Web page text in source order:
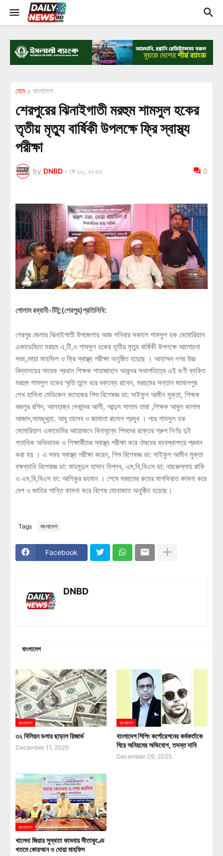
হোম বাংলাদেশ
শেরপুরের ঝিনাইগাতী মরহুম শামসুল হকের
তৃতীয় মৃত্যু বার্ষিকী উপলক্ষে ফ্রি স্বাস্থ্য
পরীক্ষা
by DNBD - মে ২০, ২০২৩ 0
গোলাম রব্বানী-টিটু:(শেরপুর)প্রতিনিধি:
শেরপুর জেলার ঝিনাইগাতী উপজেলায় আজ শনিবার সকালে শামসুল হক মেমোরিয়াল
একাডেমিতে মরহুম এ,টি,ও শামসুল হকের তৃতীয় মৃত্যু বার্ষিকী উপলক্ষে আলোচনা
সভা,দোয়া মাহফিল ও ফ্রি স্বাস্থ্য পরীক্ষা অনুষ্ঠিত হয়েছে । আহাম্মদ নগর উচ্চ
বিদ্যালয়ের সাবেক প্রধান শিক্ষক শাহাজাহান আকন্দর সভাপতিত্বে এই গুণী ব্যক্তি
মরহুম শামসুল হকের স্মৃতি তুলে ধরে বক্তব্য রাখেন, মরহুমের সন্তান জামালপুর
শেখ হাসিনা মেডিকেল কলেজের শিশু বিশেষজ্ঞ ডা: সাইফুল আমীন মুক্তা, শিক্ষক
বজলুর রশিদ, আলহাজ্ব সেকান্দর আলী, আব্দুস সালাম তারা ,শিক্ষক আবুল কালাম
আজাদ,সামছুদ্দুহা. আবু তালেব ও জামাতা রাসেল প্রমুখ । পরে শামসুল হক
মেমোরিয়াল একাডেমির আয়োজনে বিনামূল্যে শিশুদের রক্তের গ্রুপ নির্ণয় দুই
শতাধিক অভিভাবক ও শিক্ষার্থীদের স্বাস্থ্য পরীক্ষা করে ঔষধের ব্যবস্থাপত্র প্রদান
করা হয় । এ সময় স্বাস্থ্য পরীক্ষা করেন, শিশু বিশেষজ্ঞ ডা: সাইফুল আমীন মুক্তা
বক্ষব্যাধি বিশেষজ্ঞ ডা: মাহমুদুল হাসান বিপ্লব, এম,বি,বিএস ডা: নাছরুল্লাহ রাফি
ও এম,বি,বিএস ডা: আশিকুর রহমান । শেষে মরহুমের রুহের মাগফিরাত কামনা করে
দেশ ও জাতির শান্তি কামনা করে বিশেষ মোনাজাত অনুষ্ঠিত হয়েছে।
Tags বাংলাদেশ
Facebook
DNBD
বাংলাদেশ
বাংলাদেশ
৩২ বিলিয়ন ডলার ছাড়াল রিজার্ভ
December 11, 2025
বাংলাদেশ
বাংলাদেশ শিপিং কর্পোরেশনের কর্মকর্তাকে
ঘিরে অনিয়মের অভিযোগ, তদন্ত দাবি
December 09, 2025
বাংলাদেশ
খালেদা জিয়ার সুস্থতা কামনায় সীতাকুণ্ডে
খতমে কোরআন ও দোয়া মাহফিল